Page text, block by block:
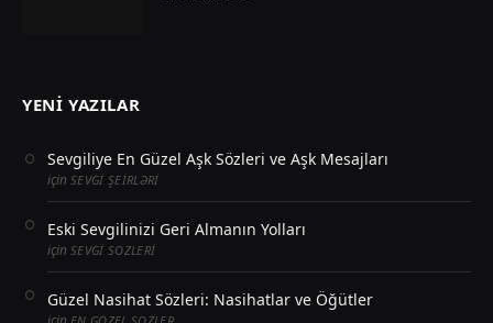
YENI YAZILAR
Sevgiliye En Güzel Aşk Sözleri ve Aşk Mesajları
için SEVGI ŞEIRLƏRI
Eski Sevgilinizi Geri Almanın Yolları
için SEVGI SOZLERI
Güzel Nasihat Sözleri: Nasihatlar ve Öğütler